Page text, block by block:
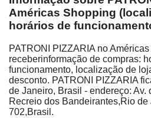
Américas Shopping
horários de
PATRONI PIZZARIA no
receberinformação de compras:
funcionamento, localização de
desconto. PATRONI PIZZARIA
de Janeiro, Brasil - endereço: Av.
Recreio dos Bandeirantes,Rio
702,Brasil.